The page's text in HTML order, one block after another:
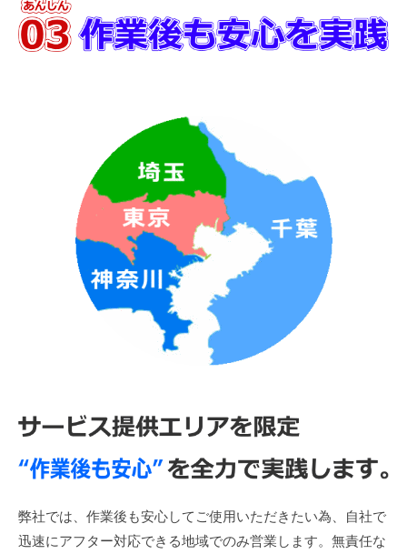
弊社では、作業後も安心してご使用いただきたい為、自社で
迅速にアフター対応できる地域でのみ営業します。無責任な